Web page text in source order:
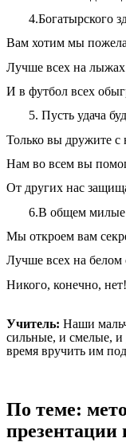
4.Богатырского
Вам хотим мы
Лучше всех на лыжах
И в футбол всех
5. Пусть удача
Только вы дружите с
Нам во всем вы
От других нас
6.В общем
Мы откроем вам
Лучше всех на белом
Никого, конечно, нет!
Учитель: Наши
сильные, и смелые,
время вручить им
По теме: